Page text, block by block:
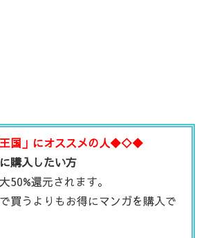
国」にオススメの人◆◇◆
購入したい方
50%還元されます。
買うよりもお得にマンガを購入で